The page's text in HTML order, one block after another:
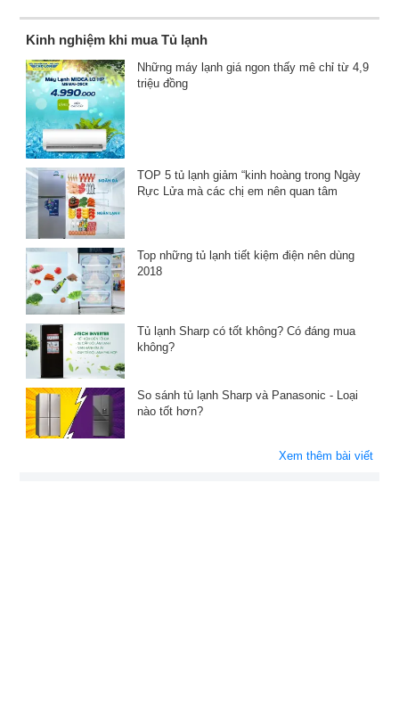
Kinh nghiệm khi mua Tủ lạnh
Những máy lạnh giá ngon thấy mê chỉ từ 4,9
triệu đồng
TOP 5 tủ lạnh giảm “kinh hoàng trong Ngày
Rực Lửa mà các chị em nên quan tâm
Top những tủ lạnh tiết kiệm điện nên dùng
2018
Tủ lạnh Sharp có tốt không? Có đáng mua
không?
So sánh tủ lạnh Sharp và Panasonic - Loại
nào tốt hơn?
Xem thêm bài viết